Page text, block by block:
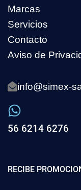
Marcas
Servicios
Contacto
Aviso de
info@simex-
56 6214 6276
RECIBE